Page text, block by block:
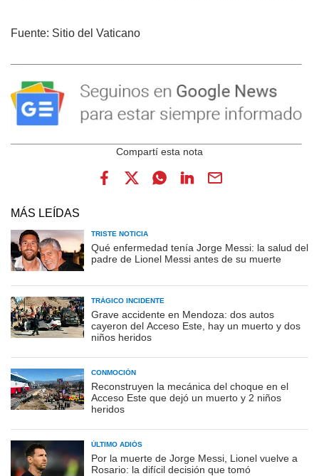
Fuente: Sitio del Vaticano
MÁS LEÍDAS
TRISTE NOTICIA
Qué enfermedad tenía Jorge Messi: la salud del
padre de Lionel Messi antes de su muerte
TRÁGICO INCIDENTE
Grave accidente en Mendoza: dos autos
cayeron del Acceso Este, hay un muerto y dos
niños heridos
CONMOCIÓN
Reconstruyen la mecánica del choque en el
Acceso Este que dejó un muerto y 2 niños
heridos
ÚLTIMO ADIÓS
Por la muerte de Jorge Messi, Lionel vuelve a
Rosario: la difícil decisión que tomó